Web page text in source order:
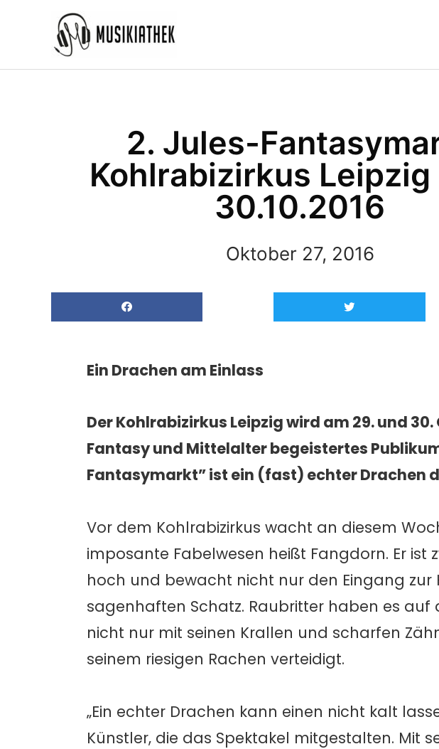
2. Jules-
Kohlrabizirkus Leipzig
30.10.2016
Oktober 27, 2016
Ein Drachen am Einlass
Der Kohlrabizirkus Leipzig wird am 29. und
Fantasy und Mittelalter begeistertes
Fantasymarkt” ist ein (fast) echter Drachen
Vor dem Kohlrabizirkus wacht an diesem
imposante Fabelwesen heißt Fangdorn. Er
hoch und bewacht nicht nur den Eingang
sagenhaften Schatz. Raubritter haben es auf
nicht nur mit seinen Krallen und scharfen
seinem riesigen Rachen verteidigt.
„Ein echter Drachen kann einen nicht kalt
Künstler, die das Spektakel mitgestalten. Mit